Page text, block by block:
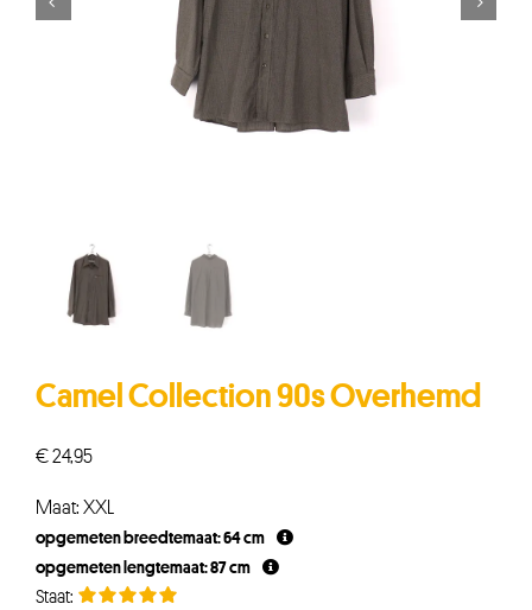
Camel Collection 90s Overhemd
€24,95
Maat: XXL
opgemeten breedtemaat: 64 cm
opgemeten lengtemaat: 87 cm